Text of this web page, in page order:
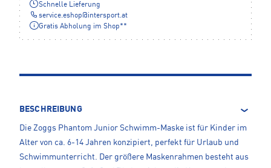
Schnelle Lieferung
service.eshop@intersport.at
Gratis Abholung im Shop**
BESCHREIBUNG
Die Zoggs Phantom Junior Schwimm-Maske ist für Kinder im
Alter von ca. 6-14 Jahren konzipiert, perfekt für Urlaub und
Schwimmunterricht. Der größere Maskenrahmen besteht aus